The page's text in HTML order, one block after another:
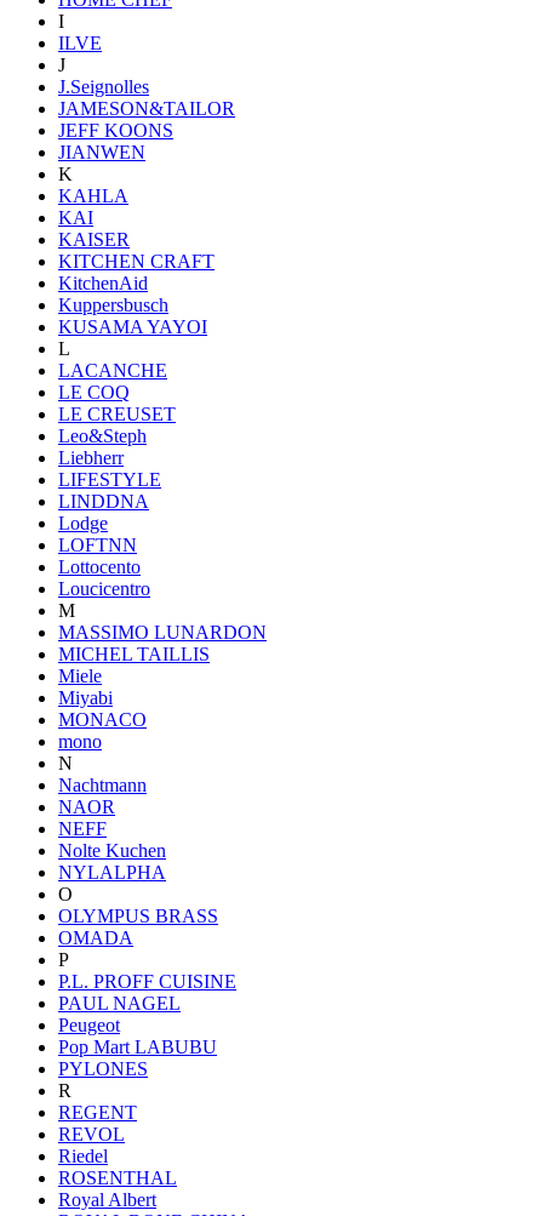
I
ILVE
J
J.Seignolles
JAMESON&TAILOR
JEFF KOONS
JIANWEN
K
KAHLA
KAI
KAISER
KITCHEN CRAFT
KitchenAid
Kuppersbusch
KUSAMA YAYOI
L
LACANCHE
LE COQ
LE CREUSET
Leo&Steph
Liebherr
LIFESTYLE
LINDDNA
Lodge
LOFTNN
Lottocento
Loucicentro
M
MASSIMO LUNARDON
MICHEL TAILLIS
Miele
Miyabi
MONACO
mono
N
Nachtmann
NAOR
NEFF
Nolte Kuchen
NYLALPHA
O
OLYMPUS BRASS
OMADA
P
P.L. PROFF CUISINE
PAUL NAGEL
Peugeot
Pop Mart LABUBU
PYLONES
R
REGENT
REVOL
Riedel
ROSENTHAL
Royal Albert